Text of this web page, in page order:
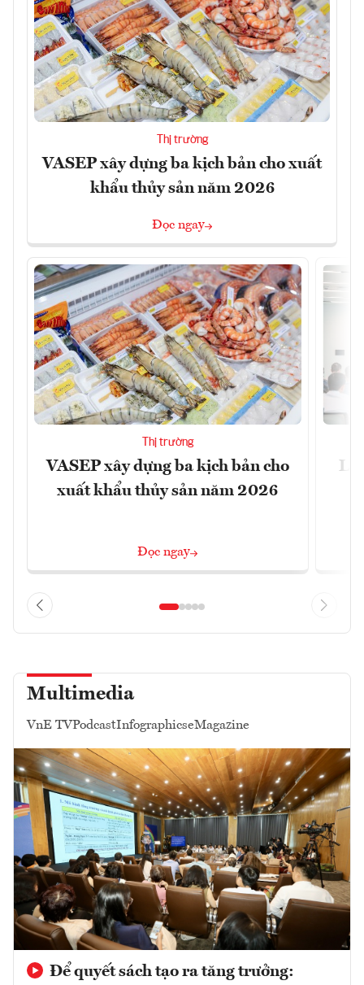
Thị trường
VASEP xây dựng ba kịch bản cho xuất
khẩu thủy sản năm 2026
Đọc ngay
Thị trường
VASEP xây dựng ba kịch bản cho
xuất khẩu thủy sản năm 2026
Đọc ngay
Multimedia
VnE TVPodcastInfographicseMagazine
Để quyết sách tạo ra tăng trưởng: